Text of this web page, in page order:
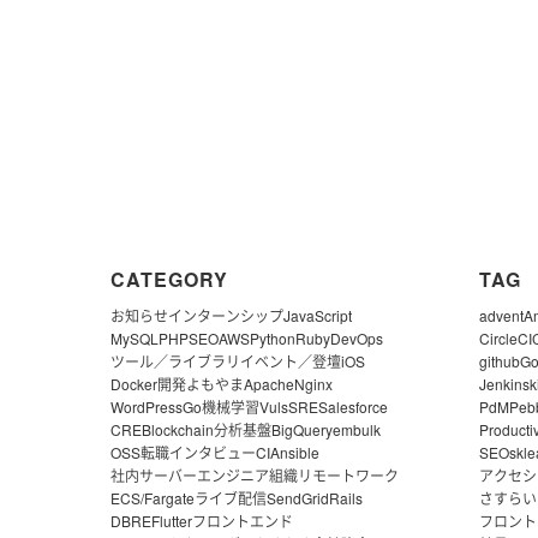
CATEGORY
お知らせインターンシップJavaScript
MySQL PHPSEOAWSPythonRubyDevOps
ツール／ライブラリイベント／登壇iOS
Docker開発よもやまApacheNginx
WordPressGo機械学習VulsSRESalesforce
CREBlockchain分析基盤BigQueryembulk
OSS転職インタビューCIAnsible
社内サーバーエンジニア組織リモートワーク
ECS/Fargateライブ配信SendGridRails
DBREFlutterフロントエンド
TAG
advent
CircleCI
githubGo
Jenkins
PdM
SEO
アクセ
さすら
フロン